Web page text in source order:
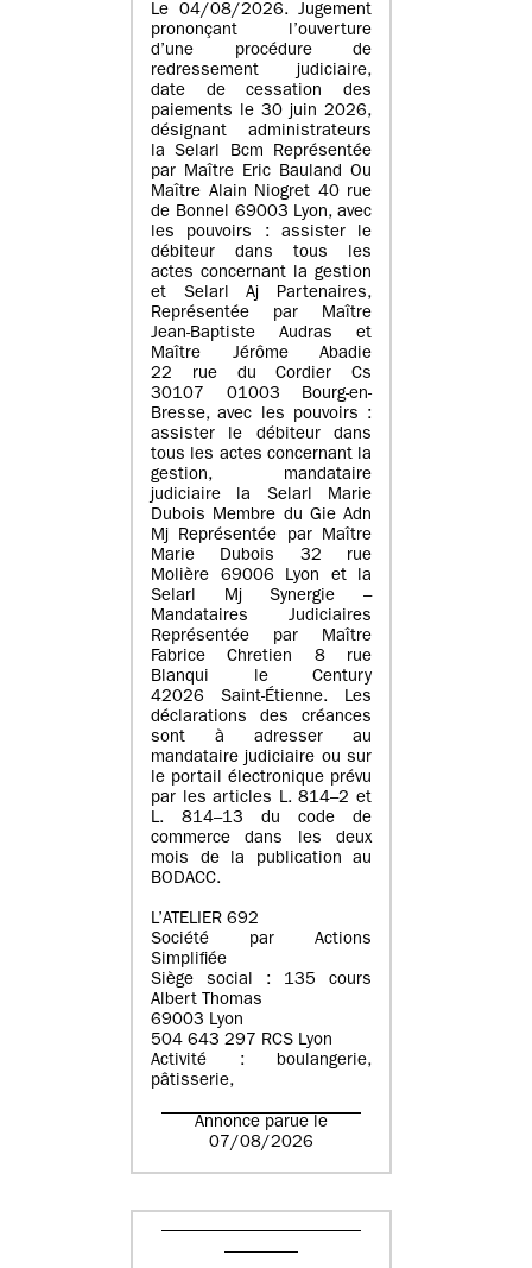
Le 04/08/2026. Jugement
prononçant l’ouverture
d’une procédure de
redressement judiciaire,
date de cessation des
paiements le 30 juin 2026,
désignant administrateurs
la Selarl Bcm Représentée
par Maître Eric Bauland Ou
Maître Alain Niogret 40 rue
de Bonnel 69003 Lyon, avec
les pouvoirs : assister le
débiteur dans tous les
actes concernant la gestion
et Selarl Aj Partenaires,
Représentée par Maître
Jean-Baptiste Audras et
Maître Jérôme Abadie
22 rue du Cordier Cs
30107 01003 Bourg-en-
Bresse, avec les pouvoirs :
assister le débiteur dans
tous les actes concernant la
gestion, mandataire
judiciaire la Selarl Marie
Dubois Membre du Gie Adn
Mj Représentée par Maître
Marie Dubois 32 rue
Molière 69006 Lyon et la
Selarl Mj Synergie –
Mandataires Judiciaires
Représentée par Maître
Fabrice Chretien 8 rue
Blanqui le Century
42026 Saint-Étienne. Les
déclarations des créances
sont à adresser au
mandataire judiciaire ou sur
le portail électronique prévu
par les articles L. 814–2 et
L. 814–13 du code de
commerce dans les deux
mois de la publication au
BODACC.
L’ATELIER 692
Société par Actions
Simplifiée
Siège social : 135 cours
Albert Thomas
69003 Lyon
504 643 297 RCS Lyon
Activité : boulangerie,
pâtisserie,
Annonce parue le
07/08/2026